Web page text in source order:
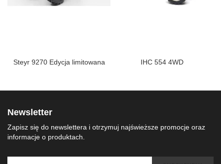
Steyr 9270 Edycja limitowana IHC 554 4WD
Newsletter
Zapisz się do newslettera i otrzymuj najświeższe promocje oraz
informacje o produktach.